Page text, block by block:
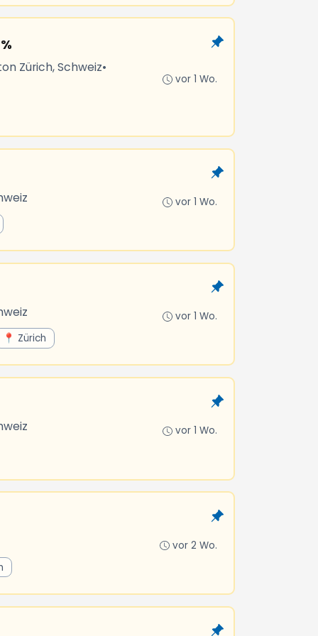
Zürich, Schweiz•
vor 1 Wo.
vor 1 Wo.
📍 Zürich
vor 1 Wo.
vor 1 Wo.
vor 2 Wo.